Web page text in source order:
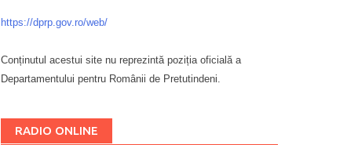
https://dprp.gov.ro/web/
Conținutul acestui site nu reprezintă poziția oficială a
Departamentului pentru Românii de Pretutindeni.
RADIO ONLINE